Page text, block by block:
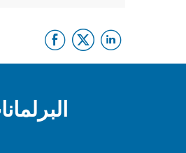
CHINESE,
SIMPLIFIED
FRANÇAIS
Facebook
Twitter